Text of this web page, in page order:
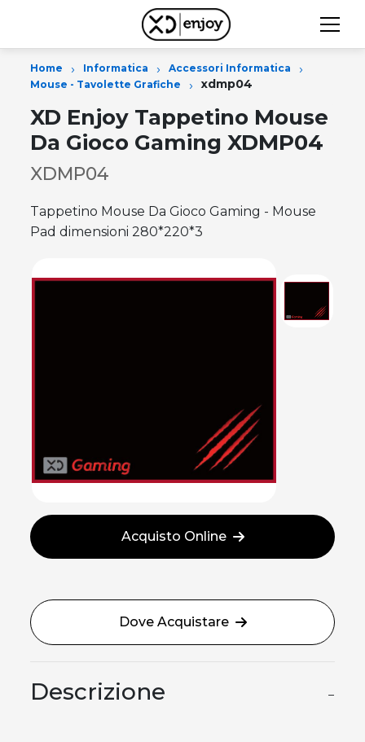
Home › Informatica › Accessori Informatica ›
Mouse - Tavolette Grafiche › xdmp04
XD Enjoy Tappetino Mouse
Da Gioco Gaming XDMP04
XDMP04
Tappetino Mouse Da Gioco Gaming - Mouse
Pad dimensioni 280*220*3
Acquisto Online
Dove Acquistare
Descrizione −